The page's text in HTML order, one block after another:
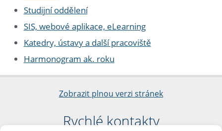
Studijní oddělení
SIS, webové aplikace, eLearning
Katedry, ústavy a další pracoviště
Harmonogram ak. roku
Zobrazit plnou verzi stránek
Rychlé kontakty